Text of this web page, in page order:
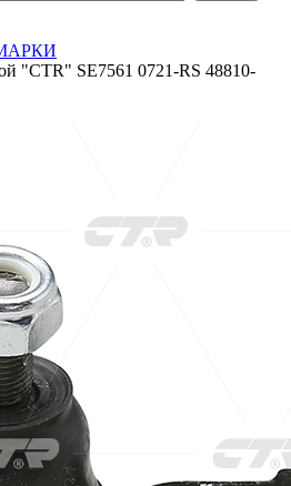
"CTR" SE7561 0721-RS 48810-